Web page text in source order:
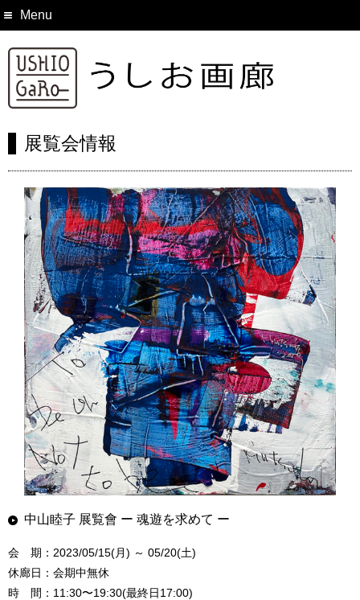
Menu
展覧会情報
中山睦子 展覧會 ー 魂遊を求めて ー
会 期：2023/05/15(月) ～ 05/20(土)
休廊日：会期中無休
時 間：11:30〜19:30(最終日17:00)